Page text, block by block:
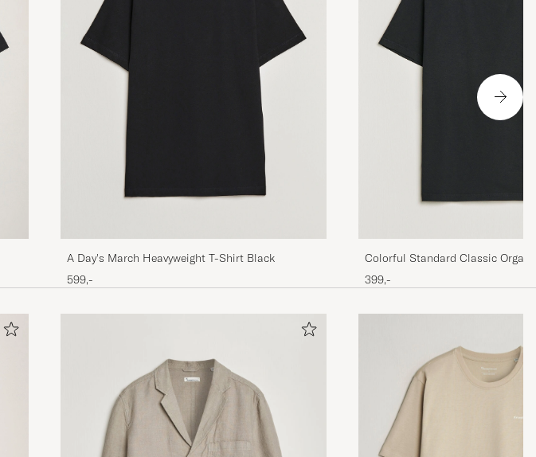
A Day's March Heavyweight T-Shirt Black
599,-
Colorful Standard Classic
Black
399,-